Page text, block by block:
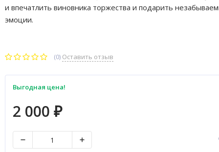
и впечатлить виновника торжества и подарить
эмоции.
(0) Оставить отзыв
Выгодная цена!
2 000 ₽